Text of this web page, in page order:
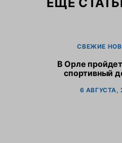
СВЕЖИЕ
В Орле
спортивный
6 АВГУСТА,